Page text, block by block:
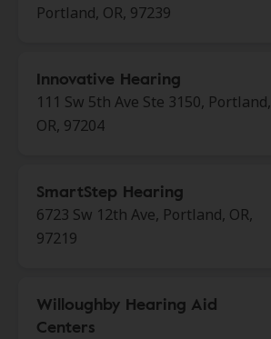
Portland, OR, 97239
Innovative Hearing
111 Sw 5th Ave Ste 3150, Portland,
OR, 97204
SmartStep Hearing
6723 Sw 12th Ave, Portland, OR,
97219
Willoughby Hearing Aid
Centers